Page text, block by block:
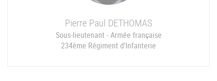
Pierre Paul DETHOMAS
Sous-lieutenant - Armée française
234ème Régiment d'Infanterie